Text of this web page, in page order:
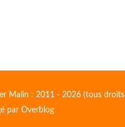
Malin : 2011 - 2026 (tous droits
parOverblog